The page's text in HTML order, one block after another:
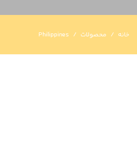
خانه محصولات Philippines